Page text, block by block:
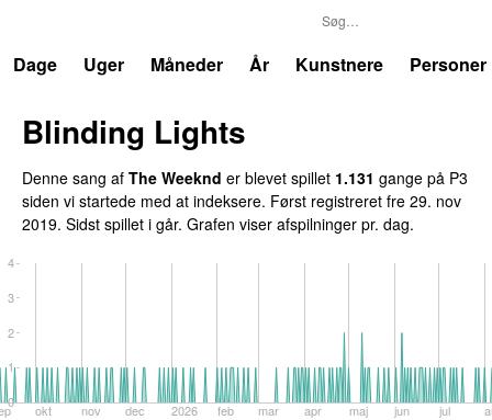
Dage
Uger Måneder År Kunstnere Personer
Blinding Lights
Denne sang af The Weeknd er blevet spillet 1.131 gange på P3
siden vi startede med at indeksere. Først registreret fre 29. nov
2019. Sidst spillet i går. Grafen viser afspilninger pr. dag.
okt nov dec 2026 feb mar apr maj jun jul
0
1
2
3
4